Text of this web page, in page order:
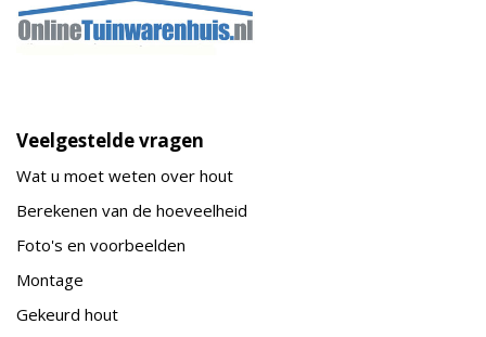
Veelgestelde vragen
Wat u moet weten over hout
Berekenen van de hoeveelheid
Foto's en voorbeelden
Montage
Gekeurd hout